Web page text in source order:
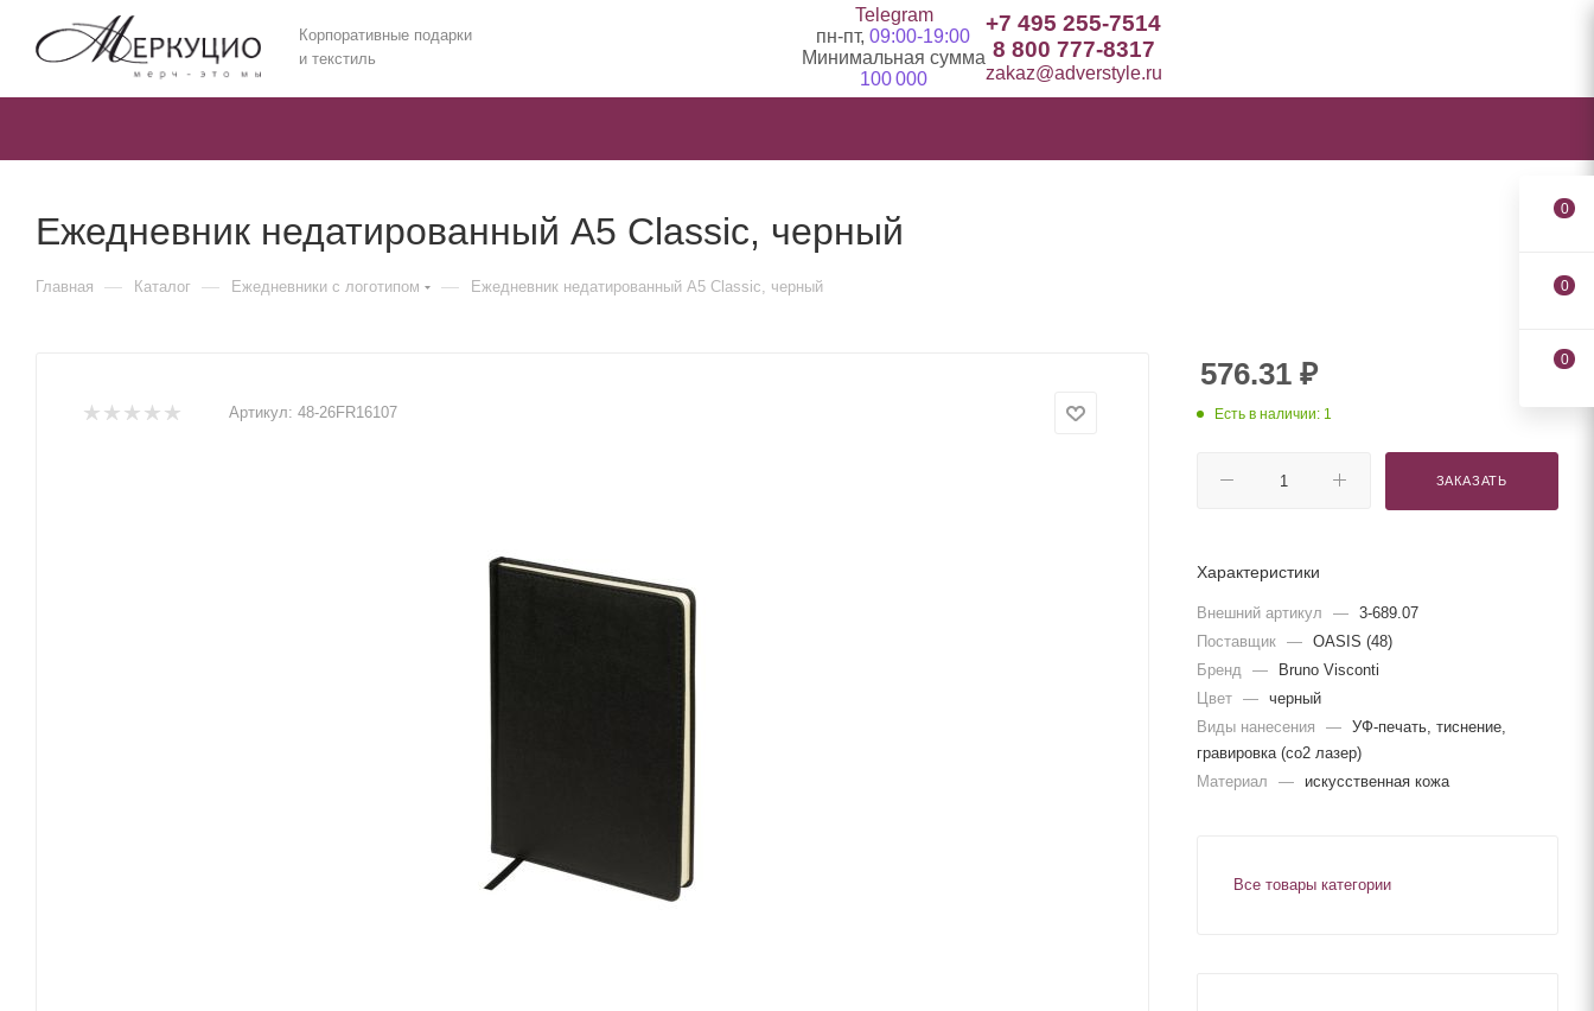
Корпоративные подарки
и текстиль
Telegram
пн-пт, 09:00-19:00
Минимальная сумма
100 000
+7 495 255-7514
8 800 777-8317
zakaz@adverstyle.ru
Ежедневник недатированный А5 Classic, черный
Главная — Каталог — Ежедневники c логотипом — Ежедневник недатированный А5 Classic, черный
Артикул: 48-26FR16107
576.31 ₽
Есть в наличии: 1
ЗАКАЗАТЬ
Характеристики
Внешний артикул — 3-689.07
Поставщик — OASIS (48)
Бренд
—
Bruno Visconti
Цвет — черный
Виды нанесения
— УФ-печать, тиснение,
гравировка (co2 лазер)
Материал
— искусственная кожа
Все товары категории
0
0
0